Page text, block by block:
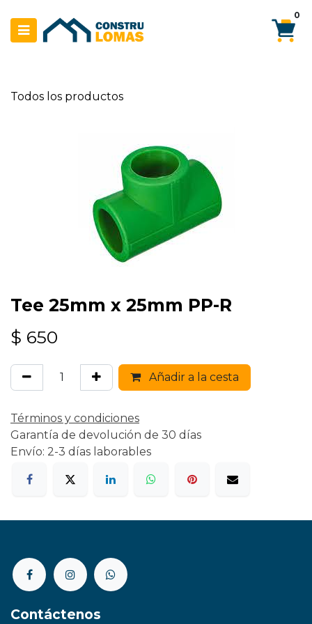
0
Todos los productos
Tee 25mm x 25mm PP-R
$ 650
Añadir a la cesta
Términos y condiciones
Garantía de devolución de 30 días
Envío: 2-3 días laborables
Contáctenos